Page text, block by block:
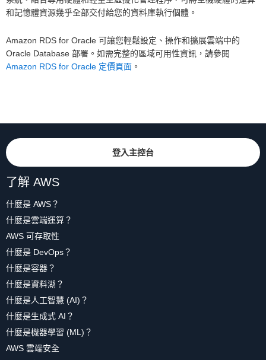
和記憶體資源幾乎全部交付給您的資料庫執行個體。
Amazon RDS for Oracle 可讓您輕鬆設定、操作和擴展雲端中的
Oracle Database 部署。如需完整的區域可用性資訊，請參閱
Amazon RDS for Oracle 定價頁面 。
登入主控台
了解 AWS
什麼是 AWS？
什麼是雲端運算？
AWS 可存取性
什麼是 DevOps？
什麼是容器？
什麼是資料湖？
什麼是人工智慧 (AI)？
什麼是生成式 AI？
什麼是機器學習 (ML)？
AWS 雲端安全